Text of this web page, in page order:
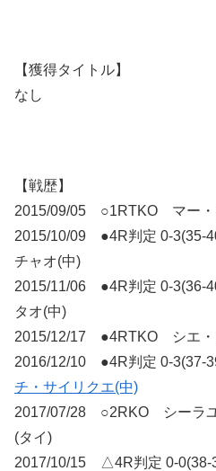
【獲得タイトル】
なし
【戦歴】
2015/09/05 ○1RTKO マー・
2015/10/09 ●4R判定 0-3(35-
チャオ(中)
2015/11/06 ●4R判定 0-3(36-
タオ(中)
2015/12/17 ●4RTKO シエ・
2016/12/10 ●4R判定 0-3(37-
チ・サイリクエ(中)
2017/07/28 ○2RKO シーラ
(タイ)
2017/10/15 △4R判定 0-0(38-